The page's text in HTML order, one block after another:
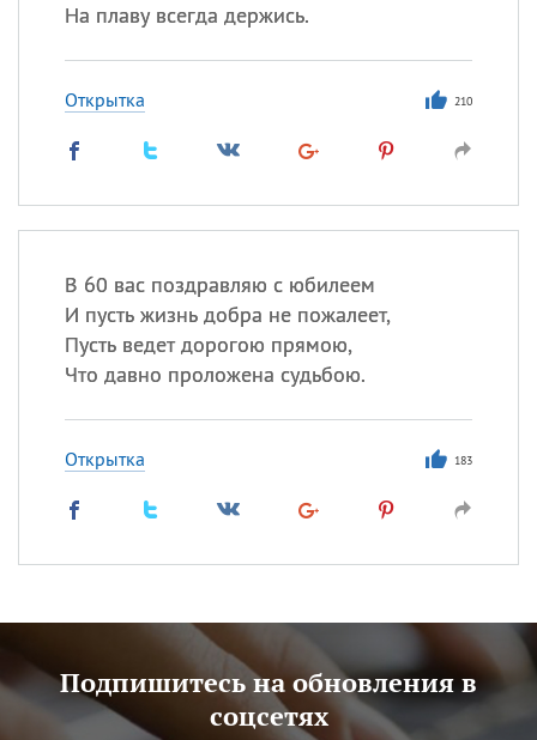
На плаву всегда держись.
Открытка 210
В 60 вас поздравляю с юбилеем
И пусть жизнь добра не пожалеет,
Пусть ведет дорогою прямою,
Что давно проложена судьбою.
Открытка 183
Подпишитесь на обновления в
соцсетях